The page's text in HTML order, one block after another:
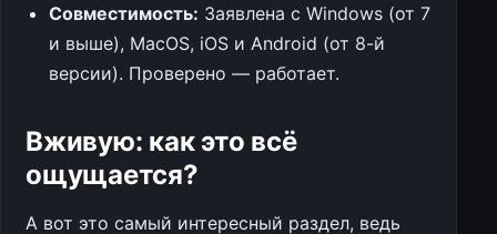
Совместимость: Заявлена с Windows (от 7
и выше), MacOS, iOS и Android (от 8-й
версии). Проверено — работает.
Вживую: как это всё
ощущается?
А вот это самый интересный раздел, ведь